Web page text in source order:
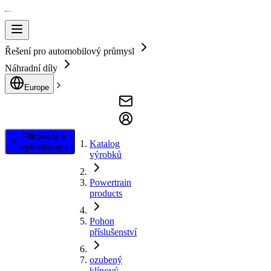
Řešení pro automobilový průmysl
Náhradní díly
Europe
Filtrování a
vyhledávání
Katalog
výrobků
Powertrain
products
Pohon
příslušenství
ozubený